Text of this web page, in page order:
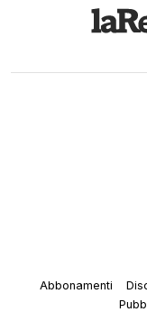
Abbonamenti